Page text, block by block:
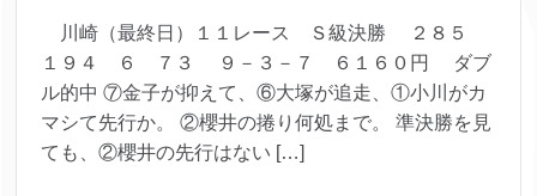
川崎（最終日）１１レース Ｓ級決勝 ２８５
１９４ ６ ７３ ９－３－７ ６１６０円 ダブ
ル的中 ⑦金子が抑えて、⑥大塚が追走、①小川がカ
マシて先行か。 ②櫻井の捲り何処まで。 準決勝を見
ても、②櫻井の先行はない […]